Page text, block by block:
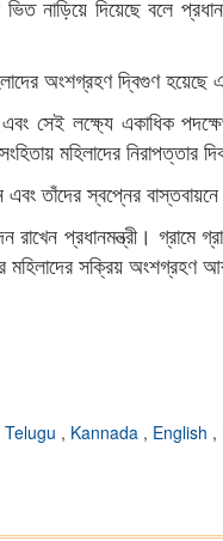
ভিত নাড়িয়ে দিয়েছে বলে
অংশগ্রহণ দ্বিগুণ হয়েছে
এবং সেই লক্ষ্যে একাধিক
মহিলাদের নিরাপত্তার
তাঁদের স্বপ্নের
প্রধানমন্ত্রী। গ্রামে
মহিলাদের সক্রিয় অংশগ্রহণ
Telugu , Kannada , English ,